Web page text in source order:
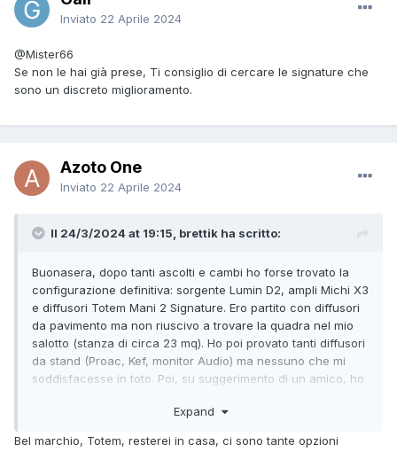
Inviato 22 Aprile 2024
@Mister66
Se non le hai già prese, Ti consiglio di cercare le signature che
sono un discreto miglioramento.
Azoto One
Inviato 22 Aprile 2024
Il 24/3/2024 at 19:15, brettik ha scritto:
Buonasera, dopo tanti ascolti e cambi ho forse trovato la
configurazione definitiva: sorgente Lumin D2, ampli Michi X3
e diffusori Totem Mani 2 Signature. Ero partito con diffusori
da pavimento ma non riuscivo a trovare la quadra nel mio
salotto (stanza di circa 23 mq). Ho poi provato tanti diffusori
da stand (Proac, Kef, monitor Audio) ma nessuno che mi
soddisfacesse in toto. Poi, su suggerimento di un amico, ho
sicuramente diffusori più ben suonanti ma, per me, le mani
dinamica…tutto al posto giusto. Visto che sono casse di
Expand
Bel marchio, Totem, resterei in casa, ci sono tante opzioni